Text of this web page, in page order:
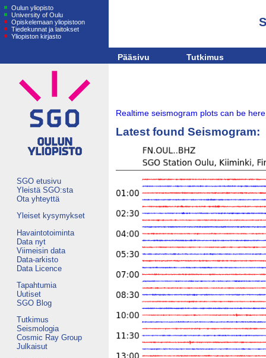
Oulun yliopisto
University of Oulu
Opiskelemaan yliopistoon
Tiedekunnat ja laitokset
Yliopiston kirjasto
SGO etusivu
Yleistä SGO:sta
Ota yhteyttä
Yleiset kysymykset
Havaintotoiminta
Data nyt
Viimeisin data
Data-arkisto
Data Licence
Tapahtumia
Uutiset
SGO Blog
Tutkimus
Seismologia
Cosmic Ray Group
Julkaisut
Pääsivu Tutkimus
Realtime seismogram plots can be here
Latest found Seismogram: